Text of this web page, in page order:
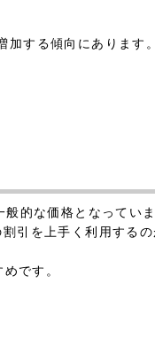
する傾向にあります。
的な価格となっていま
引を上手く利用するの
です。